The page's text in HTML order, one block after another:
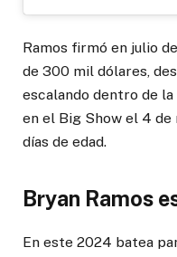
Ramos firmó en julio
de 300 mil dólares,
escalando dentro de
en el Big Show el 4 de
días de edad.
Bryan Ramos
En este 2024 batea